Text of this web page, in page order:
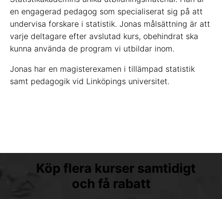
en engagerad pedagog som specialiserat sig på att
undervisa forskare i statistik. Jonas målsättning är att
varje deltagare efter avslutad kurs, obehindrat ska
kunna använda de program vi utbildar inom.
Jonas har en magisterexamen i tillämpad statistik
samt pedagogik vid Linköpings universitet.
Köp flera kurser samtidigt
och få rabatt